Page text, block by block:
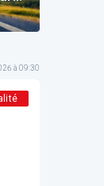
à 09:30